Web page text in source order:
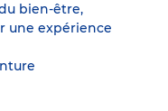
bien-être,
une expérience